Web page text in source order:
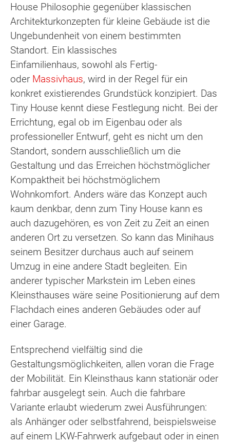
House Philosophie gegenüber klassischen
Architekturkonzepten für kleine Gebäude ist die
Ungebundenheit von einem bestimmten
Standort. Ein klassisches
Einfamilienhaus, sowohl als Fertig-
oder Massivhaus, wird in der Regel für ein
konkret existierendes Grundstück konzipiert. Das
Tiny House kennt diese Festlegung nicht. Bei der
Errichtung, egal ob im Eigenbau oder als
professioneller Entwurf, geht es nicht um den
Standort, sondern ausschließlich um die
Gestaltung und das Erreichen höchstmöglicher
Kompaktheit bei höchstmöglichem
Wohnkomfort. Anders wäre das Konzept auch
kaum denkbar, denn zum Tiny House kann es
auch dazugehören, es von Zeit zu Zeit an einen
anderen Ort zu versetzen. So kann das Minihaus
seinem Besitzer durchaus auch auf seinem
Umzug in eine andere Stadt begleiten. Ein
anderer typischer Markstein im Leben eines
Kleinsthauses wäre seine Positionierung auf dem
Flachdach eines anderen Gebäudes oder auf
einer Garage.
Entsprechend vielfältig sind die
Gestaltungsmöglichkeiten, allen voran die Frage
der Mobilität. Ein Kleinsthaus kann stationär oder
fahrbar ausgelegt sein. Auch die fahrbare
Variante erlaubt wiederum zwei Ausführungen:
als Anhänger oder selbstfahrend, beispielsweise
auf einem LKW-Fahrwerk aufgebaut oder in einen